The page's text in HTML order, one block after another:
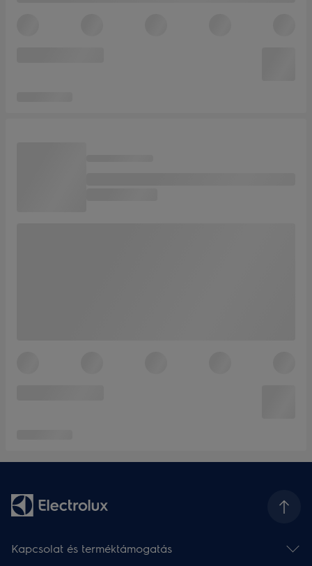
Kapcsolat és terméktámogatás